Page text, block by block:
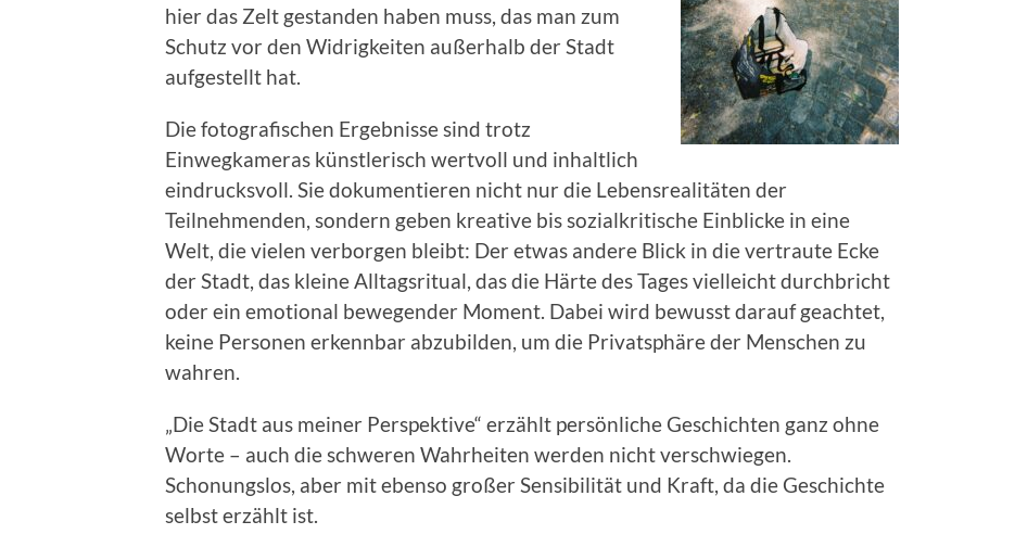
hier das Zelt gestanden haben muss, das man zum
Schutz vor den Widrigkeiten außerhalb der Stadt
aufgestellt hat.
Die fotografischen Ergebnisse sind trotz
Einwegkameras künstlerisch wertvoll und inhaltlich
eindrucksvoll. Sie dokumentieren nicht nur die Lebensrealitäten der
Teilnehmenden, sondern geben kreative bis sozialkritische Einblicke in eine
Welt, die vielen verborgen bleibt: Der etwas andere Blick in die vertraute Ecke
der Stadt, das kleine Alltagsritual, das die Härte des Tages vielleicht durchbricht
oder ein emotional bewegender Moment. Dabei wird bewusst darauf geachtet,
keine Personen erkennbar abzubilden, um die Privatsphäre der Menschen zu
wahren.
„Die Stadt aus meiner Perspektive“ erzählt persönliche Geschichten ganz ohne
Worte – auch die schweren Wahrheiten werden nicht verschwiegen.
Schonungslos, aber mit ebenso großer Sensibilität und Kraft, da die Geschichte
selbst erzählt ist.